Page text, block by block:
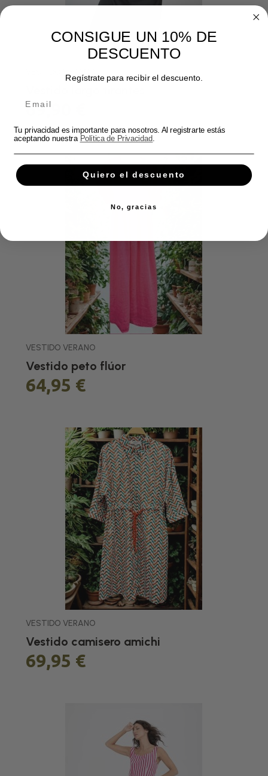
69,90 €
VESTIDO VERANO
Vestido peto flúor
64,95 €
VESTIDO VERANO
Vestido camisero amichi
69,95 €
CONSIGUE UN 10% DE
DESCUENTO
Regístrate para recibir el descuento.
Tu privacidad es importante para nosotros. Al registrarte estás
aceptando nuestra Política de Privacidad
Quiero el descuento
No, gracias